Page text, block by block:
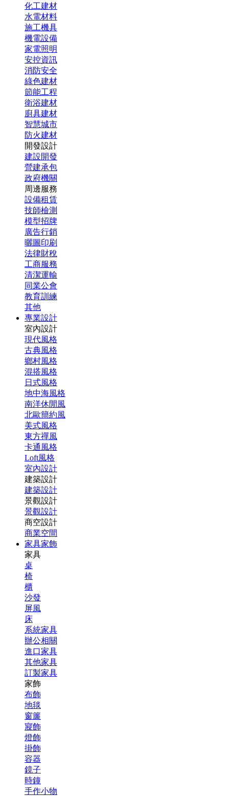
化工建材
水電材料
施工機具
機電設備
家電照明
安控資訊
消防安全
綠色建材
節能工程
衛浴建材
廚具建材
智慧城市
防火建材
開發設計
建設開發
營建承包
政府機關
周邊服務
設備租賃
技師檢測
模型招牌
廣告行銷
曬圖印刷
法律財稅
工商服務
清潔運輸
同業公會
教育訓練
其他
專業設計
室內設計
現代風格
古典風格
鄉村風格
混搭風格
日式風格
地中海風格
南洋休閒風
北歐簡約風
美式風格
東方禪風
卡通風格
Loft風格
室內設計
建築設計
建築設計
景觀設計
景觀設計
商空設計
商業空間
家具家飾
家具
桌
椅
櫃
沙發
屏風
床
系統家具
辦公相關
進口家具
其他家具
訂製家具
家飾
布飾
地毯
窗簾
寢飾
燈飾
掛飾
容器
鏡子
時鐘
手作小物